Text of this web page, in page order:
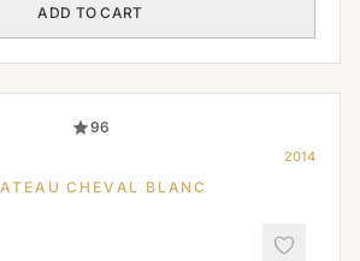
ADD TO CART
96
2014
CHEVAL BLANC